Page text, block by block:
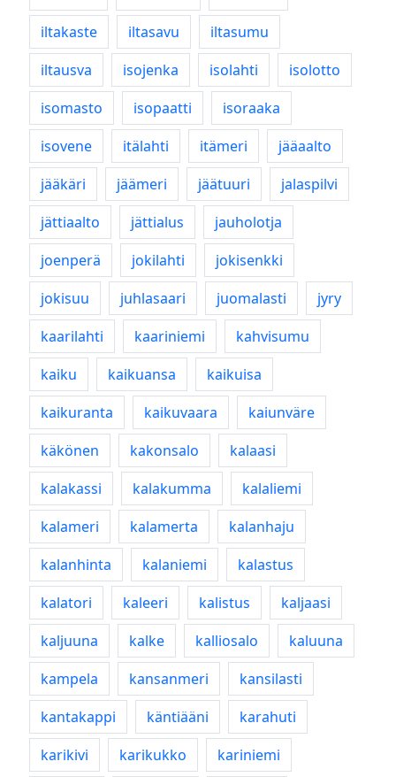
iltakaste
iltasavu
iltasumu
iltausva
isojenka isolahti
isolotto
isomasto
isopaatti
isoraaka
isovene
itälahti itämeri
jääaalto
jääkäri
jäämeri jäätuuri
jalaspilvi
jättiaalto
jättialus
jauholotja
joenperä
jokilahti
jokisenkki
jokisuu
juhlasaari juomalasti
jyry
kaarilahti
kaariniemi
kahvisumu
kaiku
kaikuansa
kaikuisa
kaikuranta
kaikuvaara
kaiunväre
käkönen
kakonsalo
kalaasi
kalakassi
kalakumma
kalaliemi
kalameri
kalamerta
kalanhaju
kalanhinta
kalaniemi
kalastus
kalatori
kaleeri kalistus
kaljaasi
kaljuuna
kalke kalliosalo
kaluuna
kampela
kansanmeri
kansilasti
kantakappi
käntiääni
karahuti
karikivi
karikukko
kariniemi